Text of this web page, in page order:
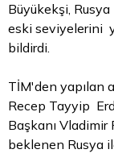
Büyükekşi,
eski seviyelerini
bildirdi.
TİM'den yapılan
Recep Tayyip
Başkanı
beklenen Rusya